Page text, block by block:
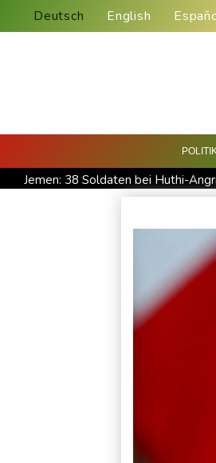
Deutsch English
POLITIK
Jemen: 38 Soldaten bei Huthi-
Bundesanwaltschaft übernimmt
Französische Sängerin Vanessa
Schwimm-EM: Hentschel/Müller